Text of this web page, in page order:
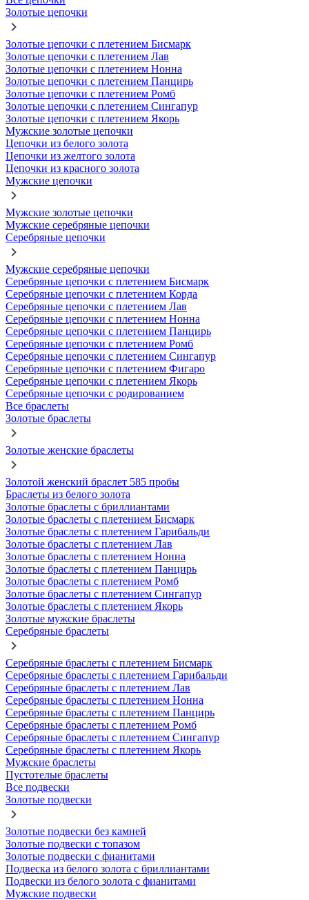
Золотые цепочки
Золотые цепочки с плетением Бисмарк
Золотые цепочки с плетением Лав
Золотые цепочки с плетением Нонна
Золотые цепочки с плетением Панцирь
Золотые цепочки с плетением Ромб
Золотые цепочки с плетением Сингапур
Золотые цепочки с плетением Якорь
Мужские золотые цепочки
Цепочки из белого золота
Цепочки из желтого золота
Цепочки из красного золота
Мужские цепочки
Мужские золотые цепочки
Мужские серебряные цепочки
Серебряные цепочки
Мужские серебряные цепочки
Серебряные цепочки с плетением Бисмарк
Серебряные цепочки с плетением Корда
Серебряные цепочки с плетением Лав
Серебряные цепочки с плетением Нонна
Серебряные цепочки с плетением Панцирь
Серебряные цепочки с плетением Ромб
Серебряные цепочки с плетением Сингапур
Серебряные цепочки с плетением Фигаро
Серебряные цепочки с плетением Якорь
Серебряные цепочки с родированием
Все браслеты
Золотые браслеты
Золотые женские браслеты
Золотой женский браслет 585 пробы
Браслеты из белого золота
Золотые браслеты с бриллиантами
Золотые браслеты с плетением Бисмарк
Золотые браслеты с плетением Гарибальди
Золотые браслеты с плетением Лав
Золотые браслеты с плетением Нонна
Золотые браслеты с плетением Панцирь
Золотые браслеты с плетением Ромб
Золотые браслеты с плетением Сингапур
Золотые браслеты с плетением Якорь
Золотые мужские браслеты
Серебряные браслеты
Серебряные браслеты с плетением Бисмарк
Серебряные браслеты с плетением Гарибальди
Серебряные браслеты с плетением Лав
Серебряные браслеты с плетением Нонна
Серебряные браслеты с плетением Панцирь
Серебряные браслеты с плетением Ромб
Серебряные браслеты с плетением Сингапур
Серебряные браслеты с плетением Якорь
Мужские браслеты
Пустотелые браслеты
Все подвески
Золотые подвески
Золотые подвески без камней
Золотые подвески с топазом
Золотые подвески с фианитами
Подвеска из белого золота с бриллиантами
Подвески из белого золота с фианитами
Мужские подвески